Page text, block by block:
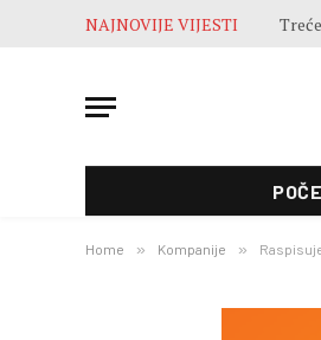
NAJNOVIJE VIJESTI
Home » Kompanije »